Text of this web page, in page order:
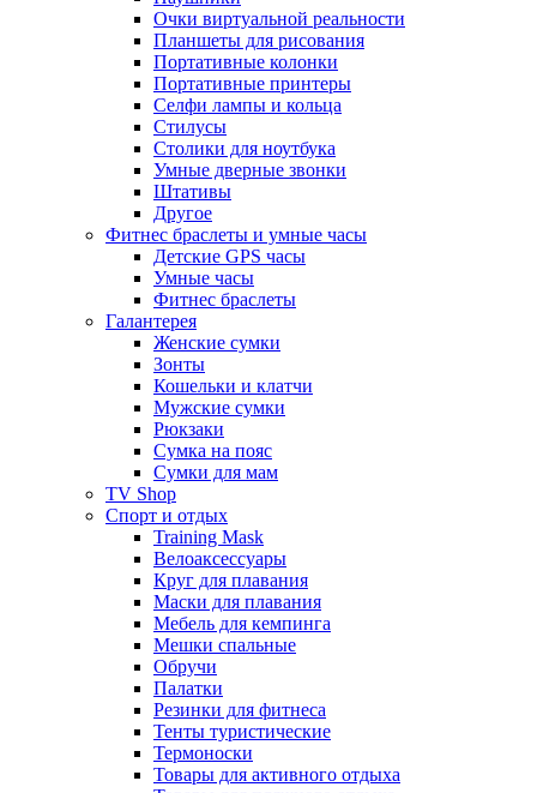
Очки виртуальной реальности
Планшеты для рисования
Портативные колонки
Портативные принтеры
Селфи лампы и кольца
Стилусы
Столики для ноутбука
Умные дверные звонки
Штативы
Другое
Фитнес браслеты и умные часы
Детские GPS часы
Умные часы
Фитнес браслеты
Галантерея
Женские сумки
Зонты
Кошельки и клатчи
Мужские сумки
Рюкзаки
Сумка на пояс
Сумки для мам
TV Shop
Спорт и отдых
Training Mask
Велоаксессуары
Круг для плавания
Маски для плавания
Мебель для кемпинга
Мешки спальные
Обручи
Палатки
Резинки для фитнеса
Тенты туристические
Термоноски
Товары для активного отдыха